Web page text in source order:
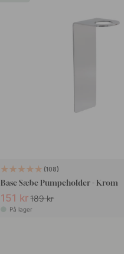
108
Base Sæbe Pumpeholder - Krom
151 kr 189 kr
På lager